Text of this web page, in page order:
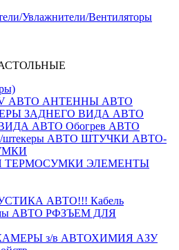
Увлажнители/Вентиляторы
АВТО АНТЕННЫ АВТО
ЗАДНЕГО ВИДА АВТО
АВТО Обогрев АВТО
АВТО ШТУЧКИ АВТО-
ТЕРМОСУМКИ ЭЛЕМЕНТЫ
АВТО!!! Кабель
АВТО РФЗЪЕМ ДЛЯ
з/в АВТОХИМИЯ АЗУ